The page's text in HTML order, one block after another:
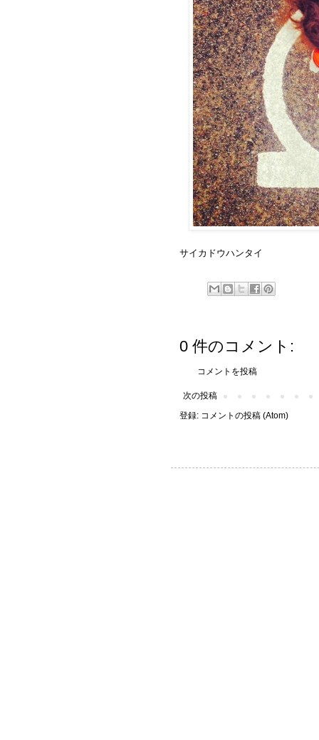
サイカドウハンタイ
0 件のコメント:
コメントを投稿
次の投稿
登録: コメントの投稿 (Atom)